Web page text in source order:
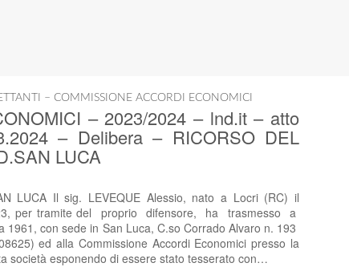
– COMMISSIONE ACCORDI ECONOMICI
– 2023/2024 – lnd.it – atto
– Delibera – RICORSO DEL
LUCA
LUCA Il sig. LEVEQUE Alessio, nato a Locri (RC) il
per tramite del proprio difensore, ha trasmesso a
con sede in San Luca, C.so Corrado Alvaro n. 193
ed alla Commissione Accordi Economici presso la
società esponendo di essere stato tesserato con…